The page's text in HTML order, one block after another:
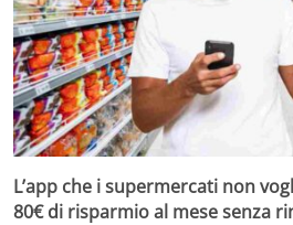
L’app che i supermercati non
80€ di risparmio al mese senza